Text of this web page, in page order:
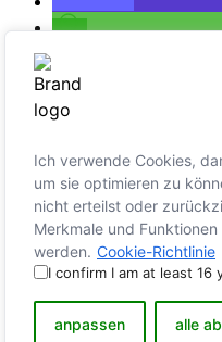
Ich verwende Cookies,
um sie optimieren zu
nicht erteilst oder
Merkmale und
werden. Cookie-Richtlinie
I confirm I am at least 16
anpassen alle